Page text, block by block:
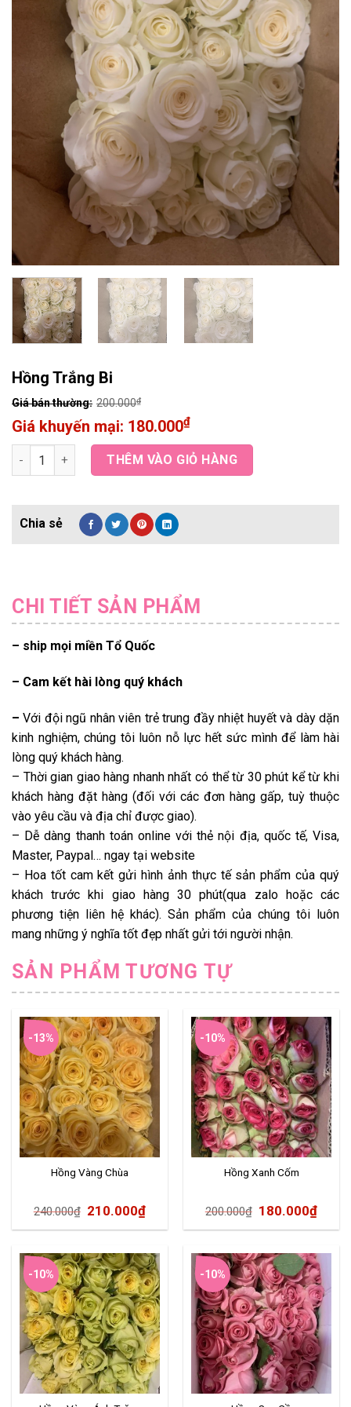
Hồng Trắng Bi
200.000₫
180.000₫
Hồng Trắng Bi quantityTHÊM VÀO GIỎ HÀNG
CHI TIẾT SẢN PHẨM
– ship mọi miền Tổ Quốc
– Cam kết hài lòng quý khách
– Với đội ngũ nhân viên trẻ trung đầy nhiệt huyết và dày dặn
kinh nghiệm, chúng tôi luôn nỗ lực hết sức mình để làm hài
lòng quý khách hàng.
– Thời gian giao hàng nhanh nhất có thể từ 30 phút kể từ khi
khách hàng đặt hàng (đối với các đơn hàng gấp, tuỳ thuộc
vào yêu cầu và địa chỉ được giao).
– Dễ dàng thanh toán online với thẻ nội địa, quốc tế, Visa,
Master, Paypal… ngay tại website
– Hoa tốt cam kết gửi hình ảnh thực tế sản phẩm của quý
khách trước khi giao hàng 30 phút(qua zalo hoặc các
phương tiện liên hệ khác). Sản phẩm của chúng tôi luôn
mang những ý nghĩa tốt đẹp nhất gửi tới người nhận.
SẢN PHẨM TƯƠNG TỰ
-13%
Hồng Vàng Chùa
240.000₫ 210.000₫
-10%
Hồng Xanh Cốm
200.000₫ 180.000₫
-10% -10%